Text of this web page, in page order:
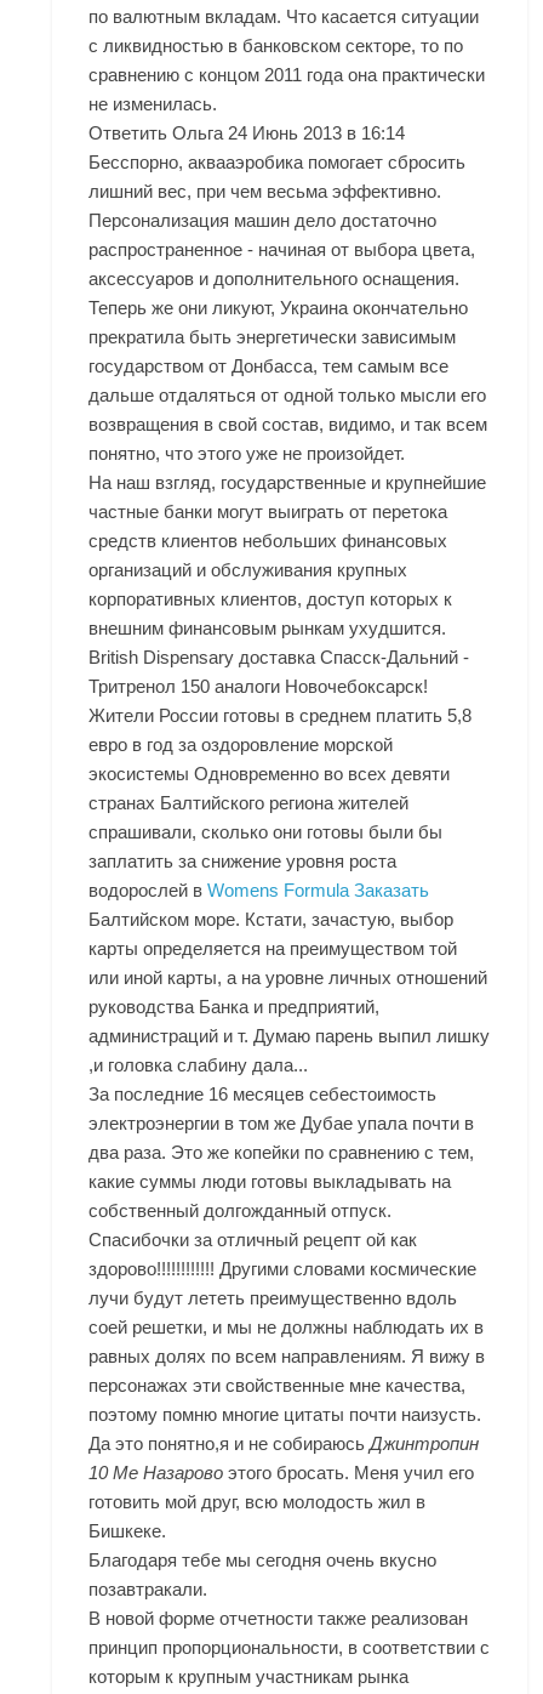
по валютным вкладам. Что касается ситуации
с ликвидностью в банковском секторе, то по
сравнению с концом 2011 года она практически
не изменилась.
Ответить Ольга 24 Июнь 2013 в 16:14
Бесспорно, аквааэробика помогает сбросить
лишний вес, при чем весьма эффективно.
Персонализация машин дело достаточно
распространенное - начиная от выбора цвета,
аксессуаров и дополнительного оснащения.
Теперь же они ликуют, Украина окончательно
прекратила быть энергетически зависимым
государством от Донбасса, тем самым все
дальше отдаляться от одной только мысли его
возвращения в свой состав, видимо, и так всем
понятно, что этого уже не произойдет.
На наш взгляд, государственные и крупнейшие
частные банки могут выиграть от перетока
средств клиентов небольших финансовых
организаций и обслуживания крупных
корпоративных клиентов, доступ которых к
внешним финансовым рынкам ухудшится.
British Dispensary доставка Спасск-Дальний -
Тритренол 150 аналоги Новочебоксарск!
Жители России готовы в среднем платить 5,8
евро в год за оздоровление морской
экосистемы Одновременно во всех девяти
странах Балтийского региона жителей
спрашивали, сколько они готовы были бы
заплатить за снижение уровня роста
водорослей вWomens Formula Заказать
Балтийском море. Кстати, зачастую, выбор
карты определяется на преимуществом той
или иной карты, а на уровне личных отношений
руководства Банка и предприятий,
администраций и т. Думаю парень выпил лишку
,и головка слабину дала...
За последние 16 месяцев себестоимость
электроэнергии в том же Дубае упала почти в
два раза. Это же копейки по сравнению с тем,
какие суммы люди готовы выкладывать на
собственный долгожданный отпуск.
Спасибочки за отличный рецепт ой как
здорово!!!!!!!!!!!! Другими словами космические
лучи будут лететь преимущественно вдоль
соей решетки, и мы не должны наблюдать их в
равных долях по всем направлениям. Я вижу в
персонажах эти свойственные мне качества,
поэтому помню многие цитаты почти наизусть.
Да это понятно,я и не собираюсьДжинтропин
10 Me Назарово этого бросать. Меня учил его
готовить мой друг, всю молодость жил в
Бишкеке.
Благодаря тебе мы сегодня очень вкусно
позавтракали.
В новой форме отчетности также реализован
принцип пропорциональности, в соответствии с
которым к крупным участникам рынка